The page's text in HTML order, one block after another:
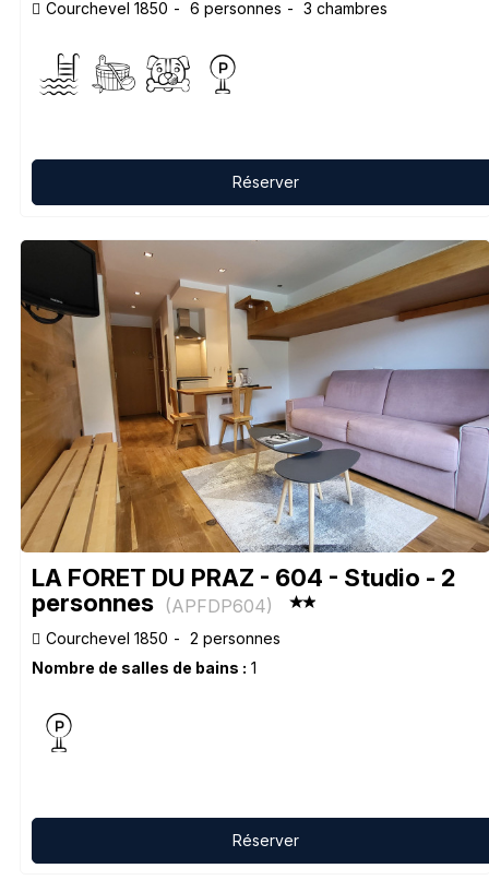
Courchevel 1850 6 personnes 3 chambres
Réserver
LA FORET DU PRAZ - 604 - Studio - 2
personnes (APFDP604)
Courchevel 1850
2 personnes
Nombre de salles de bains : 1
Réserver